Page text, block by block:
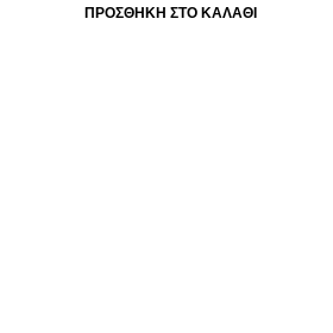
ΠΡΟΣΘΉΚΗ ΣΤΟ ΚΑΛΆΘΙ